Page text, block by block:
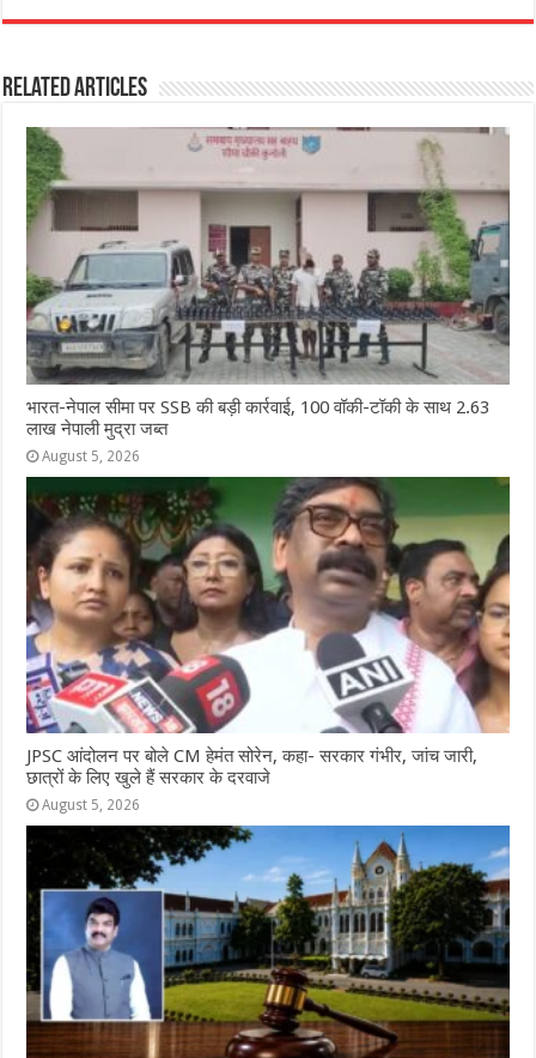
c
e
b
o
o
k
at
s
A
p
p
ss
n
g
e
r
itt
r
e
ra
m
ar
Related Articles
भारत-नेपाल सीमा पर SSB की बड़ी कार्रवाई, 100 वॉकी-टॉकी के साथ 2.63
लाख नेपाली मुद्रा जब्त
August 5, 2026
JPSC आंदोलन पर बोले CM हेमंत सोरेन, कहा- सरकार गंभीर, जांच जारी,
छात्रों के लिए खुले हैं सरकार के दरवाजे
August 5, 2026